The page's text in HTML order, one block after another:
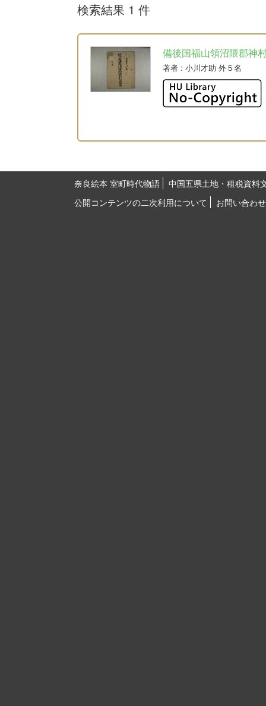
検索結果 1 件
備後国福山領沼隈郡神
著者 : 小川才助 外５名
奈良絵本 室町時代物語
中国五県土地・租税資料
公開コンテンツの二次利用について
お問い合わせ